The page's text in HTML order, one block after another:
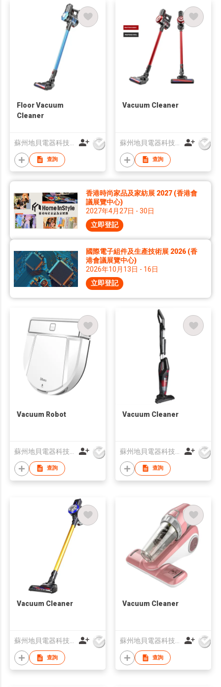
Floor Vacuum
Cleaner
查詢
Vacuum Cleaner
查詢
香港時尚家品及家紡展 2027 (香港會
議展覽中心)
2027年4月27日 - 30日
立即登記
國際電子組件及生產技術展 2026 (香
港會議展覽中心)
2026年10月13日 - 16日
立即登記
Vacuum Robot
查詢
Vacuum Cleaner
查詢
Vacuum Cleaner
查詢
Vacuum Cleaner
查詢